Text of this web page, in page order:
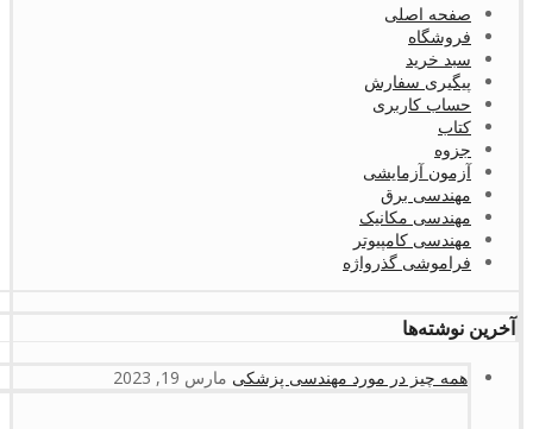
صفحه اصلی
فروشگاه
سبد خرید
پیگیری سفارش
حساب کاربری
کتاب
جزوه
آزمون آزمایشی
مهندسی برق
مهندسی مکانیک
مهندسی کامپیوتر
فراموشی گذرواژه
آخرین نوشته‌ها
همه چیز در مورد مهندسی پزشکی مارس 19, 2023